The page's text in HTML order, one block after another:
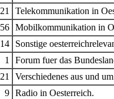
21
Telekommunikation in
56 Mobilkommunikation in
Sonstige
1
Forum fuer das
21
Verschiedenes aus und
9 Radio in Oesterreich.